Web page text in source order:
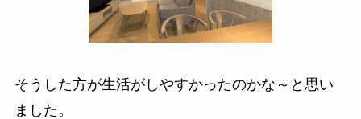
そうした方が生活がしやすかったのかな～と思い
ました。